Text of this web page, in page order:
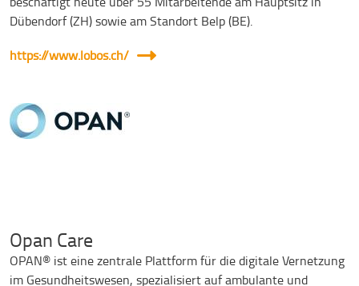
Dübendorf (ZH) sowie am Standort Belp (BE).
https://www.lobos.ch/
Opan Care
OPAN® ist eine zentrale Plattform für die digitale Vernetzung
im Gesundheitswesen, spezialisiert auf ambulante und